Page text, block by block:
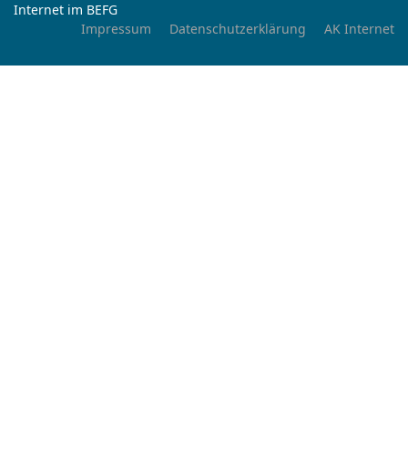
Internet im BEFG
Impressum
Datenschutzerklärung AK Internet